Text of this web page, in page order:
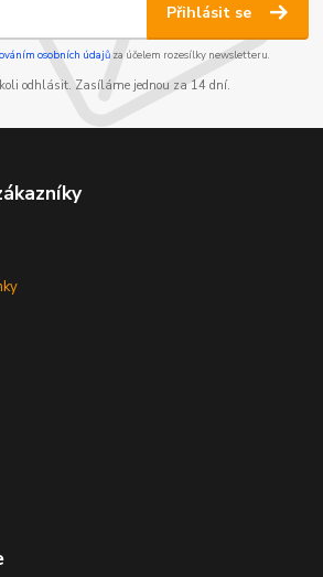
Přihlásit se
osobních údajůza účelem rozesílky newsletteru.
odhlásit. Zasíláme jednou za 14 dní.